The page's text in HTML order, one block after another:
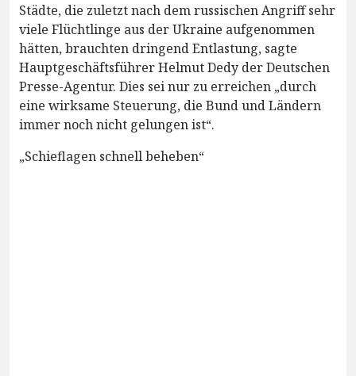
Städte, die zuletzt nach dem russischen Angriff sehr
viele Flüchtlinge aus der Ukraine aufgenommen
hätten, brauchten dringend Entlastung, sagte
Hauptgeschäftsführer Helmut Dedy der Deutschen
Presse-Agentur. Dies sei nur zu erreichen „durch
eine wirksame Steuerung, die Bund und Ländern
immer noch nicht gelungen ist“.
„Schieflagen schnell beheben“